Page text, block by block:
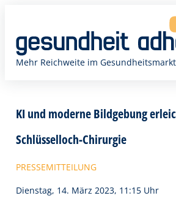
springen
Mehr Reichweite im Gesundheitsmarkt
KI und moderne Bildgebung
Schlüsselloch-Chirurgie
PRESSEMITTEILUNG
Dienstag, 14. März 2023, 11:15 Uhr